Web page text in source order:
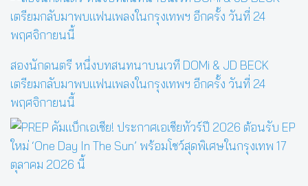
สองนักดนตรี หนึ่งบทสนทนาบนเวที DOMi & JD BECK
เตรียมกลับมาพบแฟนเพลงในกรุงเทพฯ อีกครั้ง วันที่ 24
พฤศจิกายนนี้